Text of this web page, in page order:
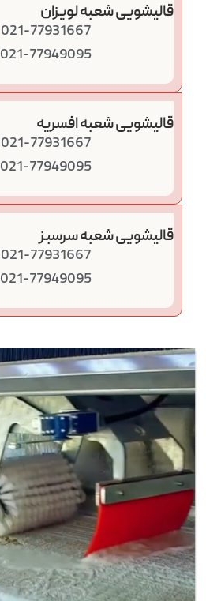
قالیشویی شعبه لویزان
021-77931667
021-77949095
قالیشویی شعبه افسریه
021-77931667
021-77949095
قالیشویی شعبه سرسبز
021-77931667
021-77949095